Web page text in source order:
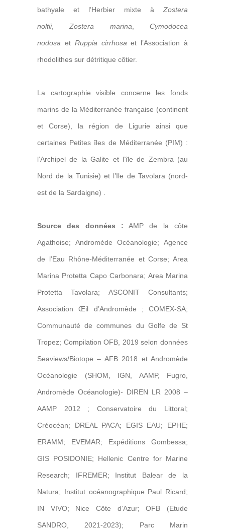
bathyale et l’Herbier mixte à Zostera
noltii,Zostera marina ,Cymodocea
nodosa et Ruppia cirrhosa et l’Association à
rhodolithes sur détritique côtier.
La cartographie visible concerne les fonds
marins de la Méditerranée française (continent
et Corse), la région de Ligurie ainsi que
certaines Petites îles de Méditerranée (PIM) :
l’Archipel de la Galite et l’île de Zembra (au
Nord de la Tunisie) et l’Ile de Tavolara (nord-
est de la Sardaigne) .
Source des données : AMP de la côte
Agathoise; Andromède Océanologie; Agence
de l’Eau Rhône-Méditerranée et Corse; Area
Marina Protetta Capo Carbonara; Area Marina
Protetta Tavolara; ASCONIT Consultants;
Association Œil d’Andromède ; COMEX-SA;
Communauté de communes du Golfe de St
Tropez; Compilation OFB, 2019 selon données
Seaviews/Biotope – AFB 2018 et Andromède
Océanologie (SHOM, IGN, AAMP, Fugro,
Andromède Océanologie)- DIREN LR 2008 –
AAMP 2012 ; Conservatoire du Littoral;
Créocéan; DREAL PACA; EGIS EAU; EPHE;
ERAMM; EVEMAR; Expéditions Gombessa;
GIS POSIDONIE; Hellenic Centre for Marine
Research; IFREMER; Institut Balear de la
Natura; Institut océanographique Paul Ricard;
IN VIVO; Nice Côte d’Azur; OFB (Etude
SANDRO, 2021-2023); Parc Marin